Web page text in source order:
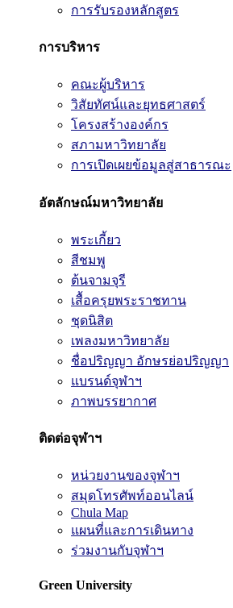
การรับรองหลักสูตร
การบริหาร
คณะผู้บริหาร
วิสัยทัศน์และยุทธศาสตร์
โครงสร้างองค์กร
สภามหาวิทยาลัย
การเปิดเผยข้อมูลสู่สาธารณะ
อัตลักษณ์มหาวิทยาลัย
พระเกี้ยว
สีชมพู
ต้นจามจุรี
เสื้อครุยพระราชทาน
ชุดนิสิต
เพลงมหาวิทยาลัย
ชื่อปริญญา อักษรย่อปริญญา
แบรนด์จุฬาฯ
ภาพบรรยากาศ
ติดต่อจุฬาฯ
หน่วยงานของจุฬาฯ
สมุดโทรศัพท์ออนไลน์
Chula Map
แผนที่และการเดินทาง
ร่วมงานกับจุฬาฯ
Green University